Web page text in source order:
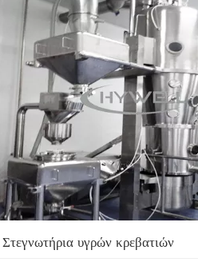
Στεγνωτήρια υγρών κρεβατιών